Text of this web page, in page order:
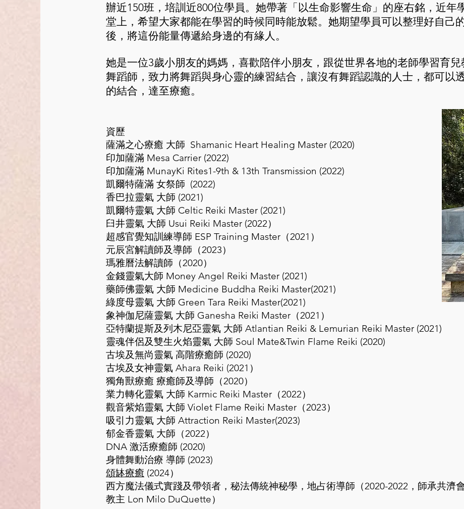
辦近150班，培訓近800位學員。她帶著「以生命影響生命」的座右銘，近年
堂上，希望大家都能在學習的時候同時能放鬆。她期望學員可以整理好自己
後，將這份能量傳遞給身邊的有緣人。
她是一位3歲小朋友的媽媽，喜歡陪伴小朋友，跟從世界各地的老師學習育
舞蹈師，致力將舞蹈與身心靈的練習結合，讓沒有舞蹈認識的人士，都可以
的結合，達至療癒。
資歷
薩滿之心療癒 大師 Shamanic Heart Healing Master (2020)
印加薩滿 Mesa Carrier (2022)
印加薩滿 MunayKi Rites1-9th & 13th Transmission (2022)
凱爾特薩滿 女祭師 (2022)
香巴拉靈氣 大師 (2021)
凱爾特靈氣 大師 Celtic Reiki Master (2021)
臼井靈氣 大師 Usui Reiki Master (2022）
超感官覺知訓練導師 ESP Training Master（2021）
元辰宮解讀師及導師（2023）
瑪雅曆法解讀師（2020）
金錢靈氣大師 Money Angel Reiki Master (2021)
藥師佛靈氣 大師 Medicine Buddha Reiki Master(2021)
​綠度母靈氣 大師 Green Tara Reiki Master(2021)
象神伽尼薩靈氣 大師 Ganesha Reiki Master（2021）
亞特蘭提斯及列木尼亞靈氣 大師 Atlantian Reiki & Lemurian Reiki Master (2021)
靈魂伴侶及雙生火焰靈氣 大師 Soul Mate&Twin Flame Reiki (2020)
古埃及無尚靈氣 高階療癒師 (2020)
古埃及女神靈氣 Ahara Reiki (2021）
獨角獸療癒 療癒師及導師（2020）
業力轉化靈氣 大師 Karmic Reiki Master（2022）
觀音紫焰靈氣 大師 Violet Flame Reiki Master（2023）
吸引力靈氣 大師 Attraction Reiki Master(2023)
郁金香靈氣 大師（2022）
DNA 激活療癒師 (2020)
身體舞動治療 導師 (2023)
頌缽療癒 (2024）
西方魔法儀式實踐及帶領者，秘法傳統神秘學，地占術導師（2020-2022，師承共濟
教主 Lon Milo DuQuette）